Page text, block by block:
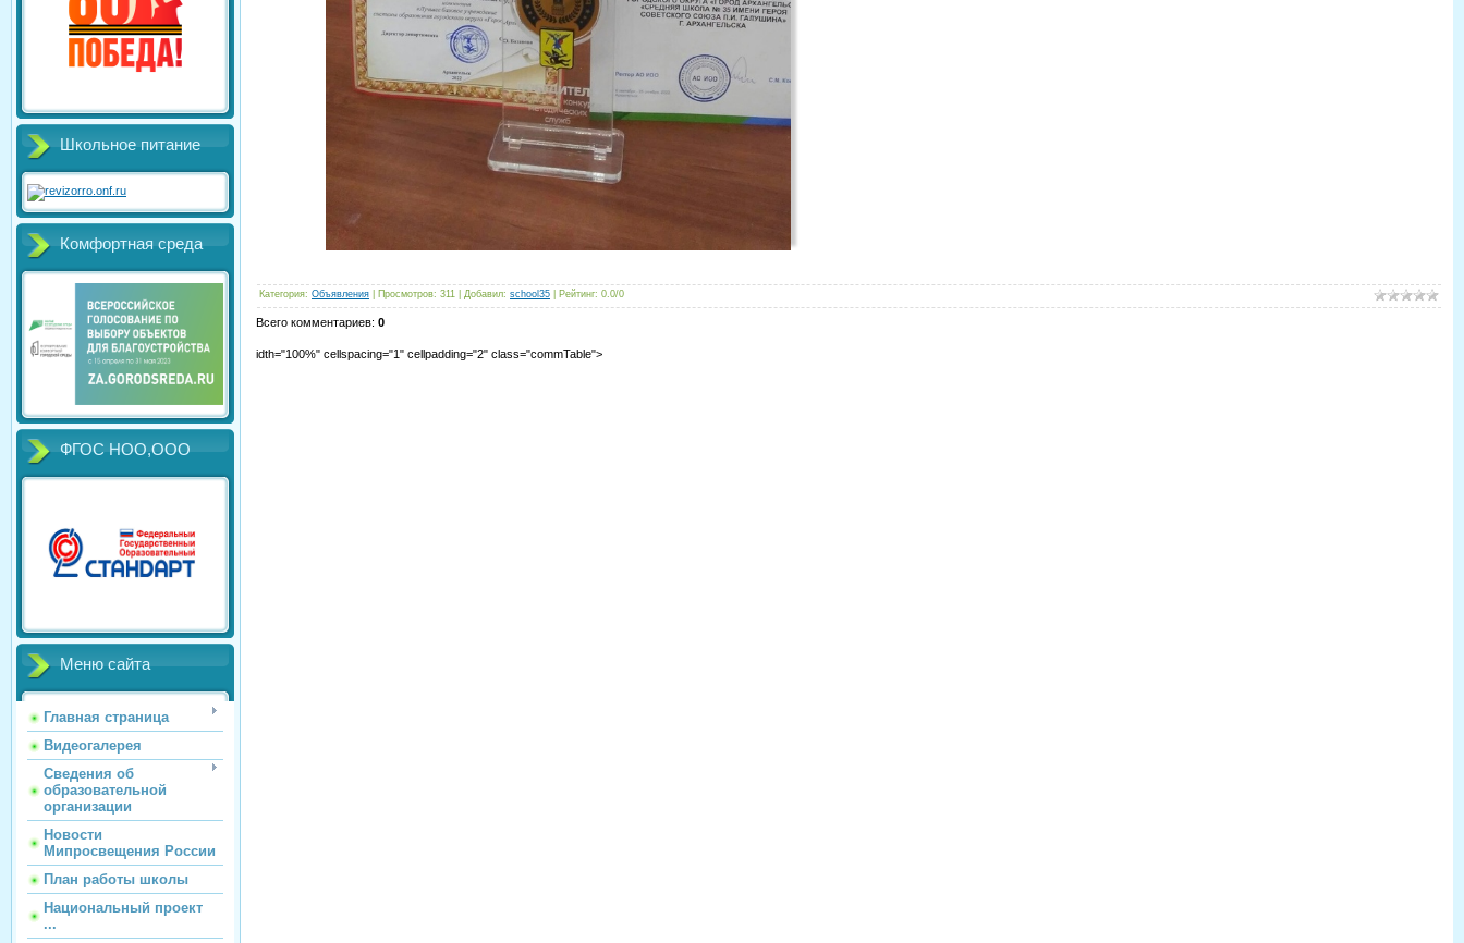
Школьное питание
Комфортная среда
ФГОС НОО,ООО
Меню сайта
Главная страница
Видеогалерея
Сведения об
образовательной
организации
Новости
Мипросвещения России
План работы школы
Национальный проект
...
Категория: Объявления Просмотров: 311 Добавил: school35 Рейтинг: 0.0/0
Всего комментариев: 0
idth="100%" cellspacing="1" cellpadding="2" class="commTable">